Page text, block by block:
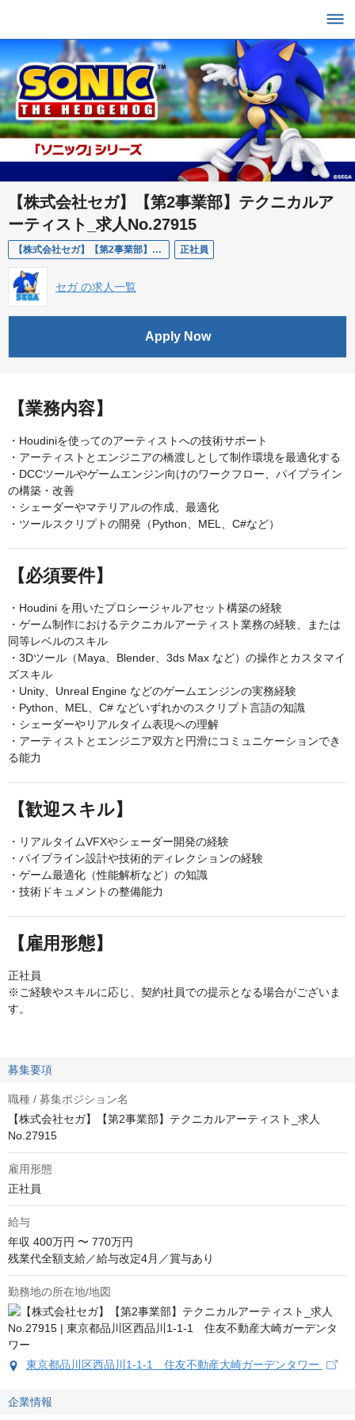
【株式会社セガ】【第2事業部】テクニカルア
ーティスト_求人No.27915
【株式会社セガ】【第2事業部】テクニカルアーティスト_求人No.27915 正社員
セガ の求人一覧
Apply Now
【業務内容】
・Houdiniを使ってのアーティストへの技術サポート
・アーティストとエンジニアの橋渡しとして制作環境を最適化する
・DCCツールやゲームエンジン向けのワークフロー、パイプライン
の構築・改善
・シェーダーやマテリアルの作成、最適化
・ツールスクリプトの開発（Python、MEL、C#など）
【必須要件】
・Houdini を用いたプロシージャルアセット構築の経験
・ゲーム制作におけるテクニカルアーティスト業務の経験、または
同等レベルのスキル
・3Dツール（Maya、Blender、3ds Max など）の操作とカスタマイ
ズスキル
・Unity、Unreal Engine などのゲームエンジンの実務経験
・Python、MEL、C# などいずれかのスクリプト言語の知識
・シェーダーやリアルタイム表現への理解
・アーティストとエンジニア双方と円滑にコミュニケーションでき
る能力
【歓迎スキル】
・リアルタイムVFXやシェーダー開発の経験
・パイプライン設計や技術的ディレクションの経験
・ゲーム最適化（性能解析など）の知識
・技術ドキュメントの整備能力
【雇用形態】
正社員
※ご経験やスキルに応じ、契約社員での提示となる場合がございま
す。
募集要項
職種 / 募集ポジション名
【株式会社セガ】【第2事業部】テクニカルアーティスト_求人
No.27915
雇用形態
正社員
給与
年収 400万円 〜 770万円
残業代全額支給／給与改定4月／賞与あり
勤務地の所在地/地図
東京都品川区西品川1-1-1 住友不動産大崎ガーデンタワー
企業情報